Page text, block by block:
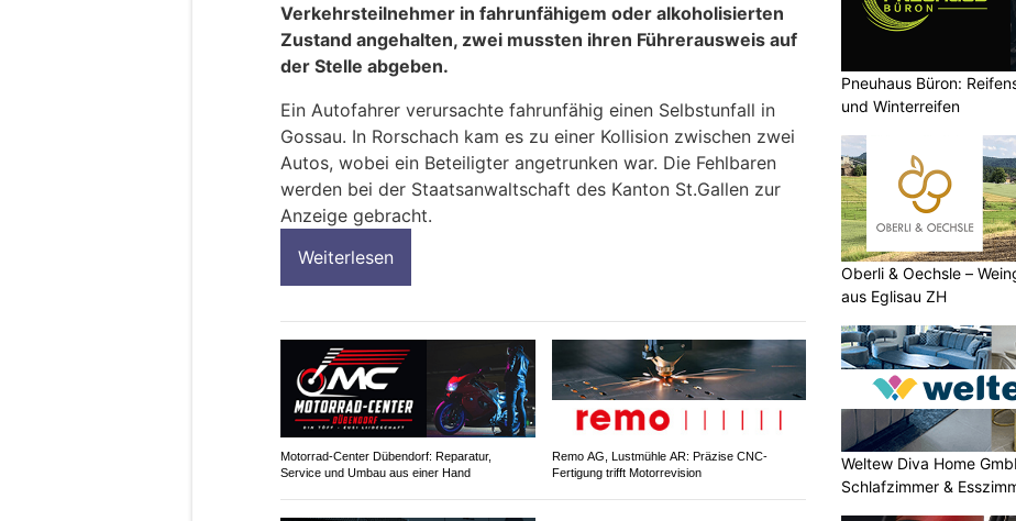
Verkehrsteilnehmer in fahrunfähigem oder alkoholisierten
Zustand angehalten, zwei mussten ihren Führerausweis auf
der Stelle abgeben.
Ein Autofahrer verursachte fahrunfähig einen Selbstunfall in
Gossau. In Rorschach kam es zu einer Kollision zwischen zwei
Autos, wobei ein Beteiligter angetrunken war. Die Fehlbaren
werden bei der Staatsanwaltschaft des Kanton St.Gallen zur
Anzeige gebracht.
Weiterlesen
Motorrad-Center Dübendorf: Reparatur,
Service und Umbau aus einer Hand
Remo AG, Lustmühle AR: Präzise CNC-
Fertigung trifft Motorrevision
Pneuhaus Büron:
und Winterreifen
Oberli & Oechsle –
aus Eglisau ZH
Weltew Diva Home
Schlafzimmer &